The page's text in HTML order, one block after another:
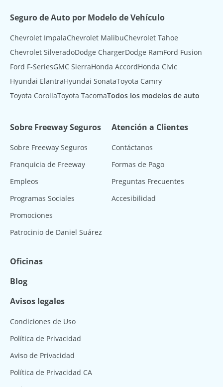
Seguro de Auto por Modelo de Vehículo
Chevrolet ImpalaChevrolet MalibuChevrolet Tahoe
Chevrolet SilveradoDodge ChargerDodge RamFord Fusion
Ford F-SeriesGMC SierraHonda AccordHonda Civic
Hyundai ElantraHyundai SonataToyota Camry
Toyota CorollaToyota TacomaTodos los modelos de auto
Sobre Freeway Seguros
Sobre Freeway Seguros
Franquicia de Freeway
Empleos
Programas Sociales
Promociones
Patrocinio de Daniel Suárez
Atención a Clientes
Contáctanos
Formas de Pago
Preguntas Frecuentes
Accesibilidad
Oficinas
Blog
Avisos legales
Condiciones de Uso
Política de Privacidad
Aviso de Privacidad
Política de Privacidad CA